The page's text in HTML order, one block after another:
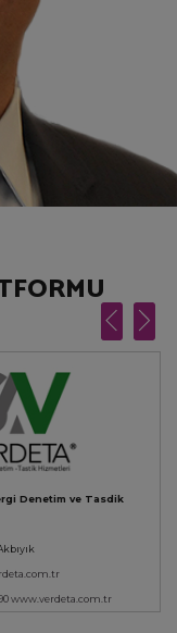
Denetim ve Tasdik
www.verdeta.com.tr